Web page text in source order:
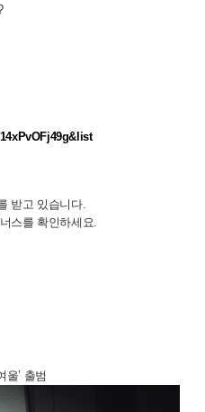
받고 있습니다.
스를 확인하세요.
울’ 출범